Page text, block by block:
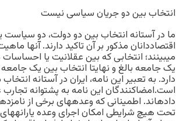
انتخاب بین دو جریان سیاسی نیست
ما در آستانه انتخاب بین دو دولت، دو سیاست
اقتصاددانان مذکور بر آن تاکید دارند. آنها
می‏بینند؛ انتخابی که بین عقلانیت یا
یک جامعه بالغ و نهایتا انتخاب بین یک
دارد. به تعبیر این نامه، ایران در آستانه
است.امضاکنندگان این نامه به پشتوانه
داده‏اند. اطمینانی که وعده‏های برخی از
تحت هیچ شرایطی امکان اجرای وعده‏